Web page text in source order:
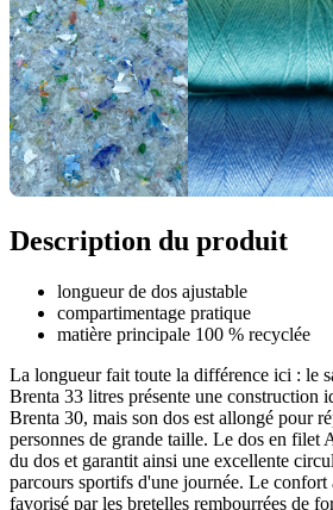
Description du produit
longueur de dos ajustable
compartimentage pratique
matière principale 100 % recyclée
La longueur fait toute la différence ici : le
Brenta 33 litres présente une construction
Brenta 30, mais son dos est allongé pour
personnes de grande taille. Le dos en filet
du dos et garantit ainsi une excellente
parcours sportifs d'une journée. Le confort
favorisé par les bretelles rembourrées de